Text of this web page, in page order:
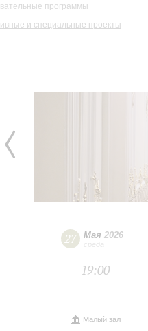
программы
и специальные проекты
27 Мая 2026
среда
19:00
Малый зал